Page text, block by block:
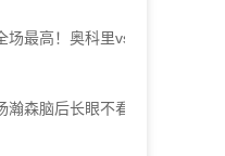
最高！奥科里vs热
森脑后长眼不看人